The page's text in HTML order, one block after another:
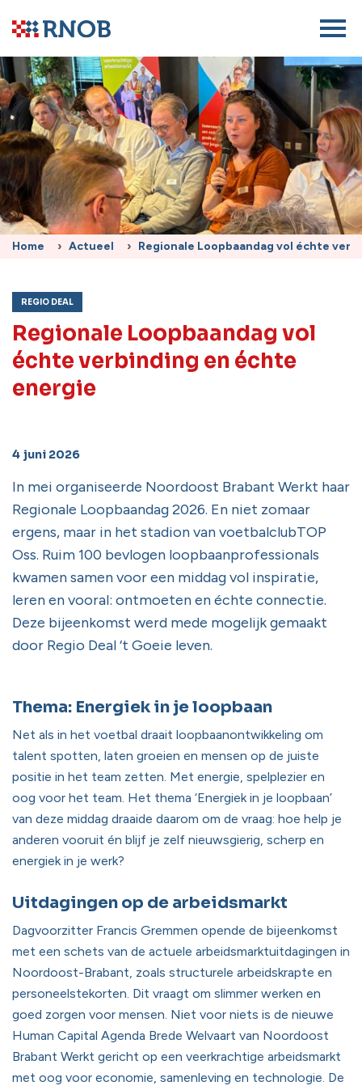
Home Actueel Regionale Loopbaandag vol échte
REGIO DEAL
Regionale Loopbaandag vol
échte verbinding en échte
energie
4 juni 2026
In mei organiseerde Noordoost Brabant Werkt haar
Regionale Loopbaandag 2026. En niet zomaar
ergens, maar in het stadion van voetbalclubTOP
Oss. Ruim 100 bevlogen loopbaanprofessionals
kwamen samen voor een middag vol inspiratie,
leren en vooral: ontmoeten en échte connectie.
Deze bijeenkomst werd mede mogelijk gemaakt
door Regio Deal ‘t Goeie leven.
Thema: Energiek in je loopbaan
Net als in het voetbal draait loopbaanontwikkeling om
talent spotten, laten groeien en mensen op de juiste
positie in het team zetten. Met energie, spelplezier en
oog voor het team. Het thema ‘Energiek in je loopbaan’
van deze middag draaide daarom om de vraag: hoe help je
anderen vooruit én blijf je zelf nieuwsgierig, scherp en
energiek in je werk?
Uitdagingen op de arbeidsmarkt
Dagvoorzitter Francis Gremmen opende de bijeenkomst
met een schets van de actuele arbeidsmarktuitdagingen in
Noordoost-Brabant, zoals structurele arbeidskrapte en
personeelstekorten. Dit vraagt om slimmer werken en
goed zorgen voor mensen. Niet voor niets is de nieuwe
Human Capital Agenda Brede Welvaart van Noordoost
Brabant Werkt gericht op een veerkrachtige arbeidsmarkt
met oog voor economie, samenleving en technologie. De